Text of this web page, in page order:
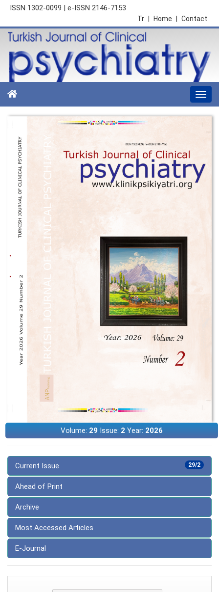
ISSN 1302-0099 | e-ISSN 2146-7153
Contact
Home
Tr
Volume: 29Issue: 2 Year: 2026
29/2
Current Issue
Ahead of Print
Archive
Most Accessed Articles
E-Journal